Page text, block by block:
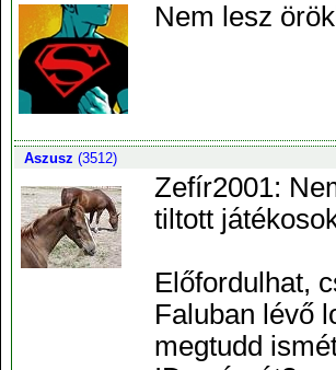
Nem lesz
Aszusz (3512)
Zefír2001:
tiltott
Előfordulhat,
Faluban lévő
megtudd